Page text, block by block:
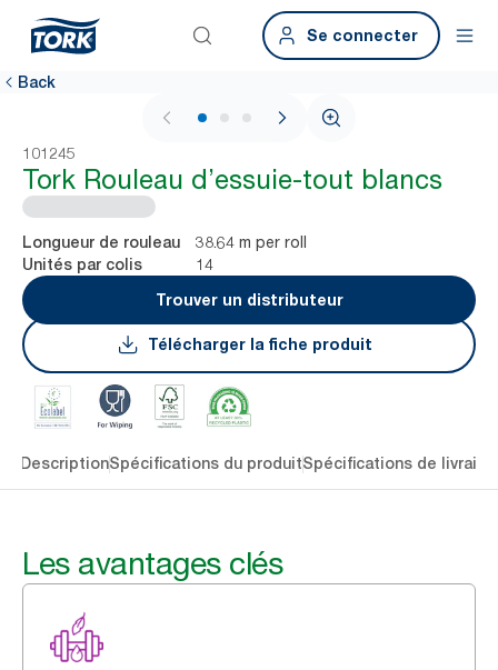
Se connecter
Back
1 / 3
101245
Tork Rouleau d’essuie-tout blancs
Longueur de rouleau 38.64 m per roll
Unités par colis
14
Trouver un distributeur
Télécharger la fiche produit
DescriptionSpécifications du produitSpécifications de
Les avantages clés